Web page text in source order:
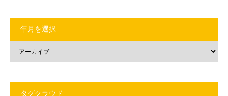
年月を選択
タグクラウド